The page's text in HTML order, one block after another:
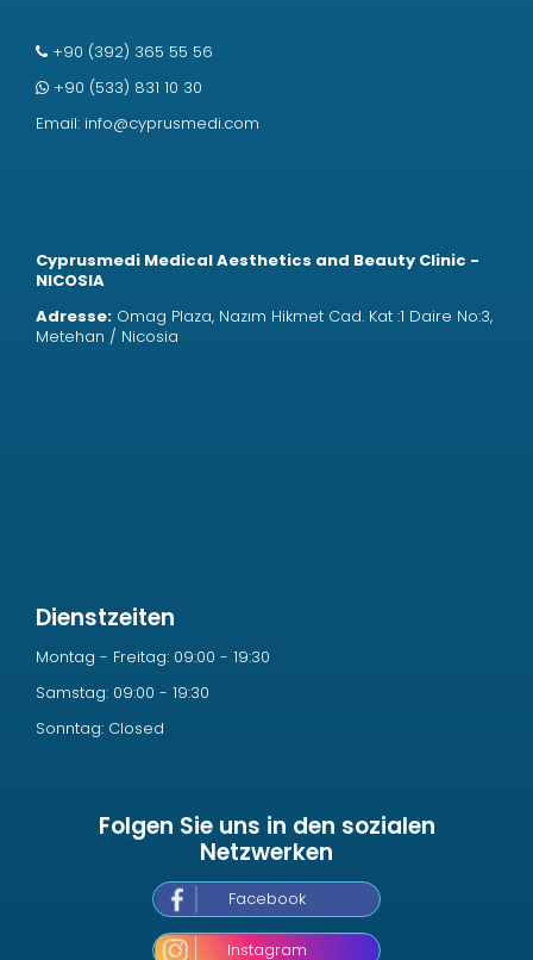
+90 (392) 365 55 56
+90 (533) 831 10 30
Email: info@cyprusmedi.com
Cyprusmedi Medical Aesthetics and Beauty Clinic -
NICOSIA
Adresse: Omag Plaza, Nazım Hikmet Cad. Kat :1 Daire No:3,
Metehan / Nicosia
Dienstzeiten
Montag - Freitag: 09:00 - 19:30
Samstag: 09:00 - 19:30
Sonntag: Closed
Folgen Sie uns in den sozialen
Netzwerken
Facebook
Instagram